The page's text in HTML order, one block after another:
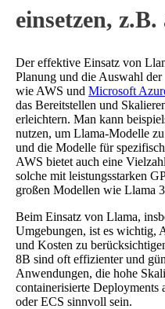
einsetzen,
Der effektive Einsatz von
Planung und die Auswahl
wie AWS und Microsoft
das Bereitstellen und
erleichtern. Man kann
nutzen, um Llama-Modelle
und die Modelle für
AWS bietet auch eine
solche mit leistungsstarken
großen Modellen wie Llama
Beim Einsatz von Llama,
Umgebungen, ist es wichtig,
und Kosten zu
8B sind oft effizienter und
Anwendungen, die hohe
containerisierte
oder ECS sinnvoll sein.